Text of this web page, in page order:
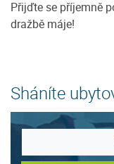
Přijďte se příjemně
dražbě máje!
Sháníte